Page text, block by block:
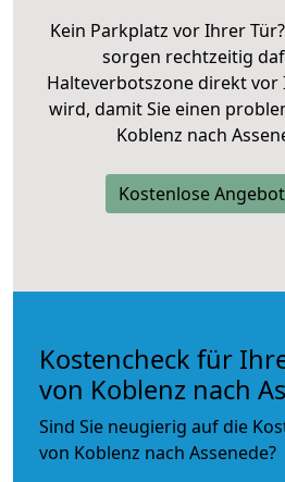
Kein Parkplatz vor Ihrer
sorgen rechtzeitig
Halteverbotszone direkt
wird, damit Sie einen
Koblenz nach
Kostenlose
Kostencheck für
von Koblenz nach
Sind Sie neugierig auf die
von Koblenz nach Assenede?